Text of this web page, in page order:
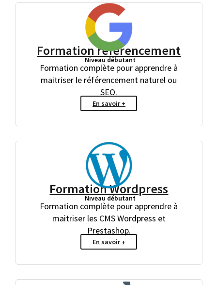
Formation référencement
Niveau débutant
Formation complète pour apprendre à
maitriser le référencement naturel ou
SEO.
En savoir +
Formation Wordpress
Niveau débutant
Formation complète pour apprendre à
maitriser les CMS Wordpress et
Prestashop.
En savoir +